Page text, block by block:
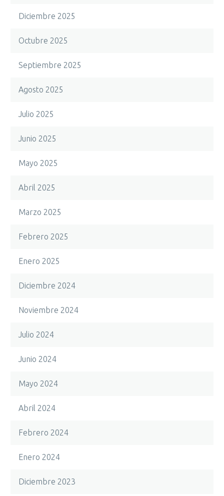
Diciembre 2025
Octubre 2025
Septiembre 2025
Agosto 2025
Julio 2025
Junio 2025
Mayo 2025
Abril 2025
Marzo 2025
Febrero 2025
Enero 2025
Diciembre 2024
Noviembre 2024
Julio 2024
Junio 2024
Mayo 2024
Abril 2024
Febrero 2024
Enero 2024
Diciembre 2023